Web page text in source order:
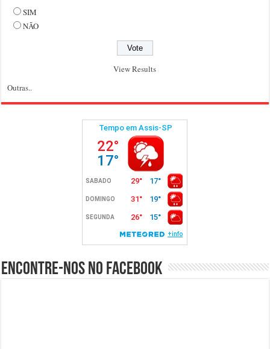
SIM
NÃO
View Results
Outras..
Encontre-nos no Facebook